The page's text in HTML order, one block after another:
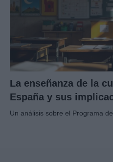
La enseñanza de la
España y sus
Un análisis sobre el Programa